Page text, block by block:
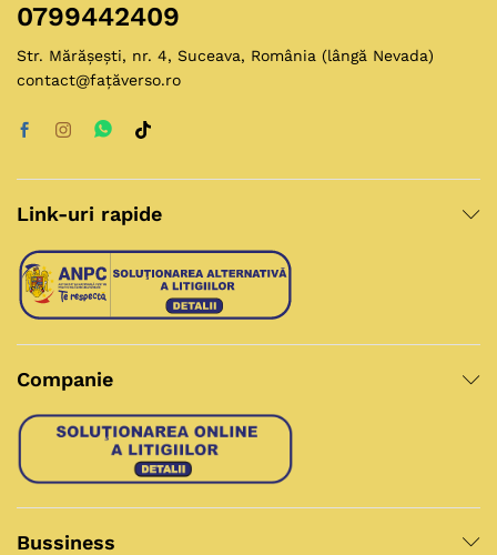
0799442409
Str. Mărășești, nr. 4, Suceava, România (lângă Nevada)
contact@fațăverso.ro
Link-uri rapide
Companie
Bussiness